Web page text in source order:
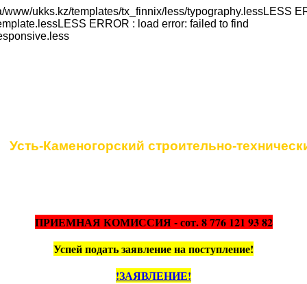
ukks.kz/templates/tx_finnix/less/typography.lessLESS
ERROR : load error: failed to find
Усть-Каменогорский строительно-
ПРИЕМНАЯ КОМИССИЯ - сот. 8 776 121 93 82
Успей подать заявление на поступление!
!ЗАЯВЛЕНИЕ!